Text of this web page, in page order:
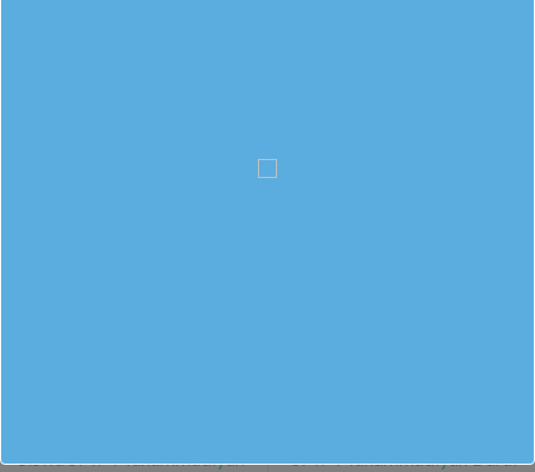
Siswa SMP Muhammadiyah
SMP Muhammadiyah Darul